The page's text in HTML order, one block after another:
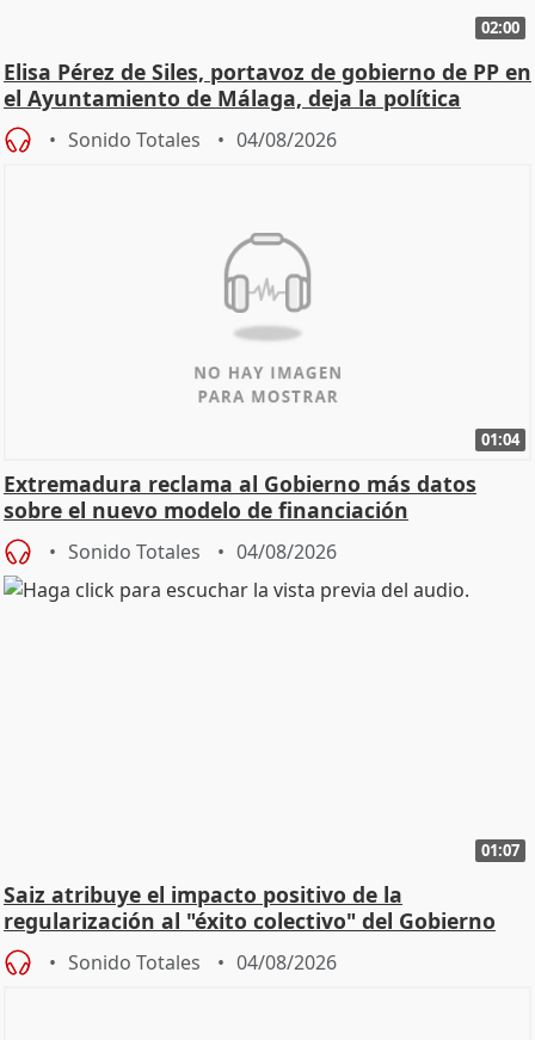
02:00
Elisa Pérez de Siles, portavoz de gobierno de PP en
el Ayuntamiento de Málaga, deja la política
Sonido Totales 04/08/2026
01:04
Extremadura reclama al Gobierno más datos
sobre el nuevo modelo de financiación
Sonido Totales 04/08/2026
01:07
Saiz atribuye el impacto positivo de la
regularización al "éxito colectivo" del Gobierno
Sonido Totales 04/08/2026